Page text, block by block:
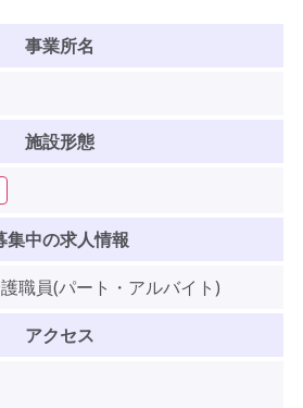
事業所名
施設形態
集中の求人情報
職員(パート・アルバイト)
アクセス